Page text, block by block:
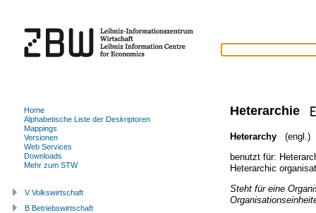
Heterarchie
Heterarchy
(engl.)
benutzt für:
Heterarchic
Steht für eine
Home
Alphabetische Liste der Deskriptoren
Mappings
Versionen
Web Services
Downloads
Mehr zum STW
V Volkswirtschaft
B Betriebswirtschaft